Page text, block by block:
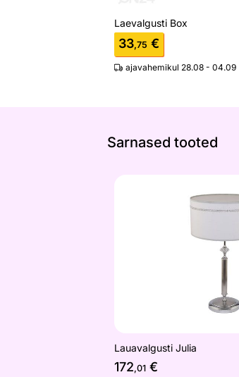
Laevalgusti Box
33,75 €
ajavahemikul 28.08 - 04.09
Sarnased tooted
Lauavalgusti Julia
172,01 €